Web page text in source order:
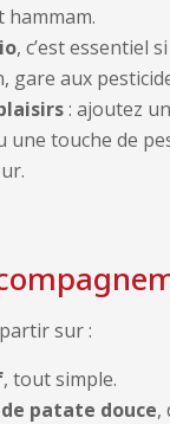
hammam.
, c’est essentiel
gare aux
: ajoutez
une touche de
sur :
, tout simple.
patate douce,